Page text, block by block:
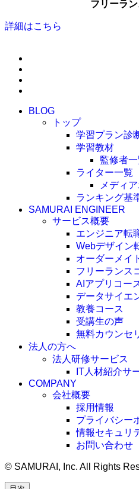
フリーラ
詳細はこちら
BLOG
トップ
学習プラン診
学習教材
監修者
ライター一覧
メディ
ランキング基
SAMURAI ENGINEER
サービス概要
エンジニア転
Webデザイン
オーダーメイ
フリーランス
AIアプリコー
データサイエ
教養コース
受講生の声
無料カウンセ
法人の方へ
法人研修サービス
IT人材紹介サ
COMPANY
会社概要
採用情報
プライバシー
情報セキュリ
お問い合わせ
© SAMURAI, Inc. All Rights